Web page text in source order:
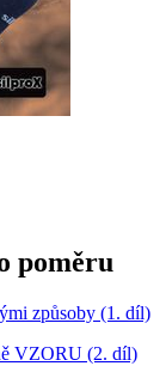
poměru
způsoby (1. díl)
VZORU (2. díl)